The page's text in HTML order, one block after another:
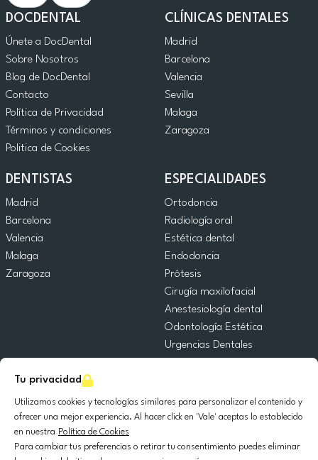
Tu privacidad
Utilizamos cookies y tecnologías similares para personalizar el contenido y
ofrecer una mejor experiencia. Al hacer click en 'Vale' aceptas lo establecido
en nuestra Política de Cookies
Para cambiar tus preferencias o retirar tu consentimiento puedes eliminar
DOCDENTAL
Únete a DocDental
Sobre Nosotros
Blog de DocDental
Contacto
Política de Privacidad
Términos y condiciones
Politica de Cookies
CLÍNICAS DENTALES
Madrid
Barcelona
Valencia
Sevilla
Malaga
Zaragoza
DENTISTAS
Madrid
Barcelona
Valencia
Malaga
Zaragoza
ESPECIALIDADES
Ortodoncia
Radiología oral
Estética dental
Endodoncia
Prótesis
Cirugía maxilofacial
Anestesiología dental
Odontología Estética
Urgencias Dentales
Cirugía Oral
Implantología dental